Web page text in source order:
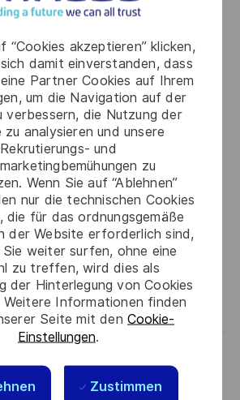
“Cookies akzeptieren” klicken,
damit einverstanden, dass
Partner Cookies auf Ihrem
um die Navigation auf der
verbessern, die Nutzung der
zu analysieren und unsere
Rekrutierungs- und
zu
Wenn Sie auf “Ablehnen”
nur die technischen Cookies
die für das ordnungsgemäße
der Website erforderlich sind,
weiter surfen, ohne eine
zu treffen, wird dies als
der Hinterlegung von Cookies
Weitere Informationen finden
Seite mit den Cookie-
Einstellungen.
Zustimmen
de haut niveau, esprit
et négociation, proactivité et
sont des atouts que l’on vous
pour vous !
Handi-Engagée, reconnait
diversité est notre meilleur
rejoignez nous !